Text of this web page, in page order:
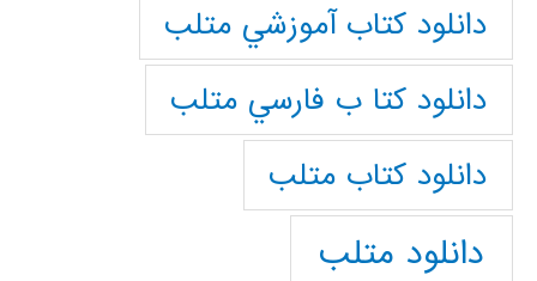
دانلود كتاب آموزشي متلب
دانلود كتا ب فارسي متلب
دانلود كتاب متلب
دانلود متلب